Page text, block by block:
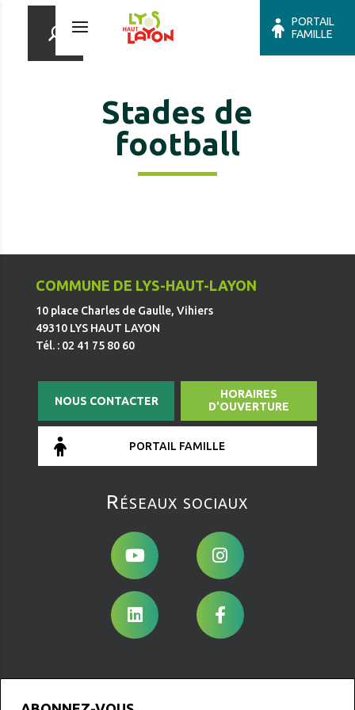
PORTAIL
FAMILLE
Stades de
football
COMMUNE DE LYS-HAUT-LAYON
10 place Charles de Gaulle, Vihiers
49310 LYS HAUT LAYON
Tél. : 02 41 75 80 60
NOUS CONTACTER
HORAIRES
D'OUVERTURE
PORTAIL FAMILLE
Réseaux sociaux